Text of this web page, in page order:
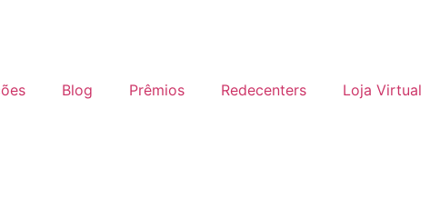
Blog Prêmios Redecenters Loja Virtual